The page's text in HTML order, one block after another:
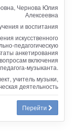
Чернова Юлия
Алексеевна
и воспитания
искусственного
педагогическую
анкетирования
включения
музыканта.
учитель музыки,
деятельность
Перейти